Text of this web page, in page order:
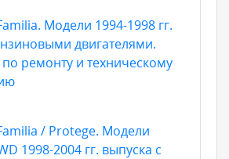
Модели 1994-1998 гг.
двигателями.
по ремонту и техническому
/ Protege. Модели
1998-2004 гг. выпуска с